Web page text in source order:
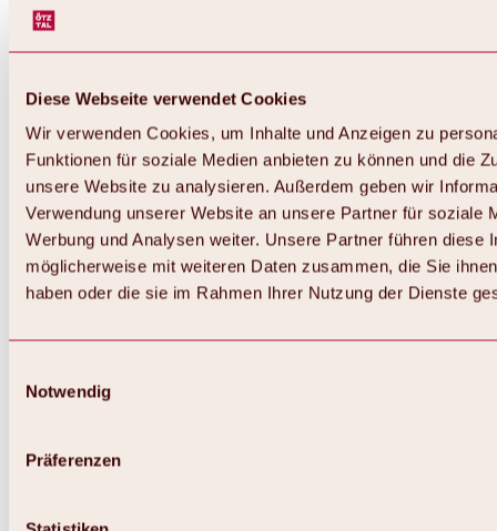
Diese Webseite verwendet Cookies
Wir verwenden Cookies, um Inhalte und Anzeigen zu
Funktionen für soziale Medien anbieten zu können und die
unsere Website zu analysieren. Außerdem geben wir
Verwendung unserer Website an unsere Partner für soziale
Werbung und Analysen weiter. Unsere Partner führen diese
möglicherweise mit weiteren Daten zusammen, die Sie
haben oder die sie im Rahmen Ihrer Nutzung der Dienste
Notwendig
Präferenzen